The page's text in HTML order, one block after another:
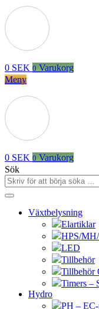
0 SEK 0 Varukorg
Meny
0 SEK 0 Varukorg
Sök
Växtbelysning
Elartiklar
HPS/
LED
Tillbehör
Tillbehör
Timers –
Hydro
PH – EC-